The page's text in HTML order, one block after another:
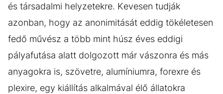
és társadalmi helyzetekre. Kevesen tudják
azonban, hogy az anonimitását eddig tökéletesen
fedő művész a több mint húsz éves eddigi
pályafutása alatt dolgozott már vászonra és más
anyagokra is, szövetre, alumíniumra, forexre és
plexire, egy kiállítás alkalmával élő állatokra